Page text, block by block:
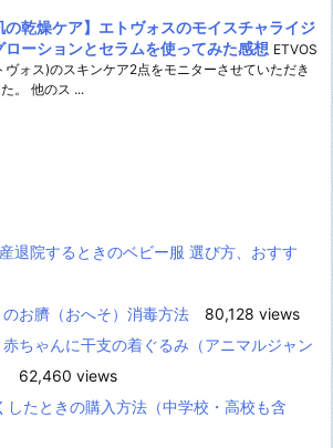
の乾燥ケア】エトヴォスのモイスチャライジ
ローションとセラムを使ってみた感想 ETVOS
ヴォス)のスキンケア2点をモニターさせていただき
。 他のス ...
退院するときのベビー服 選び方、おすす
お臍（おへそ）消毒方法
80,128 views
ちゃんに干支の着ぐるみ（アニマルジャン
62,460 views
したときの購入方法（中学校・高校も含